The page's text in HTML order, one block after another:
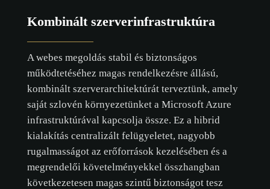
Kombinált szerverinfrastruktúra
A webes megoldás stabil és biztonságos
működtetéséhez magas rendelkezésre állású,
kombinált szerverarchitektúrát terveztünk, amely
saját szlovén környezetünket a Microsoft Azure
infrastruktúrával kapcsolja össze. Ez a hibrid
kialakítás centralizált felügyeletet, nagyobb
rugalmasságot az erőforrások kezelésében és a
megrendelői követelményekkel összhangban
következetesen magas szintű biztonságot tesz